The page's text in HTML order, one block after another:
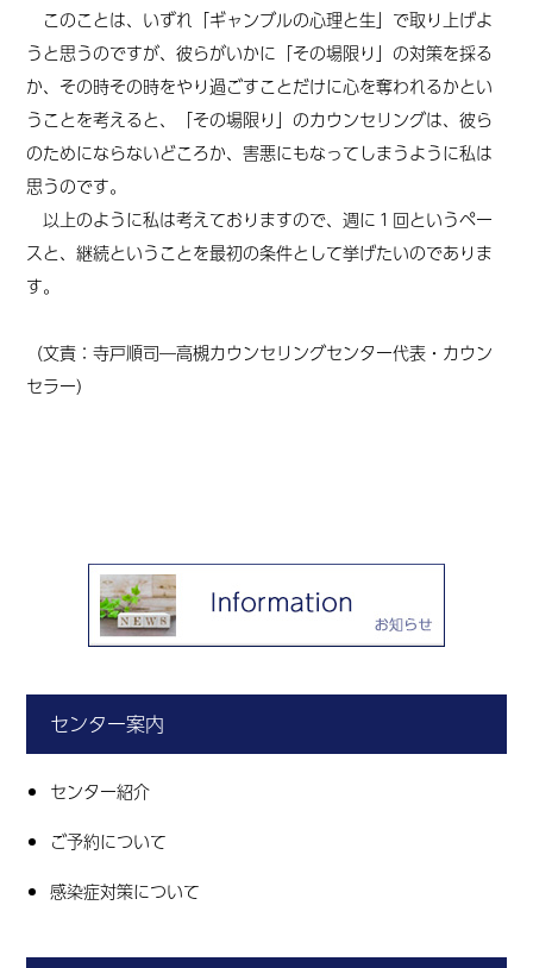
このことは、いずれ「ギャンブルの心理と生」で取り上げよ
うと思うのですが、彼らがいかに「その場限り」の対策を採る
か、その時その時をやり過ごすことだけに心を奪われるかとい
うことを考えると、「その場限り」のカウンセリングは、彼ら
のためにならないどころか、害悪にもなってしまうように私は
思うのです。
以上のように私は考えておりますので、週に１回というペー
スと、継続ということを最初の条件として挙げたいのでありま
す。
（文責：寺戸順司―高槻カウンセリングセンター代表・カウン
セラー）
センター案内
センター紹介
ご予約について
感染症対策について